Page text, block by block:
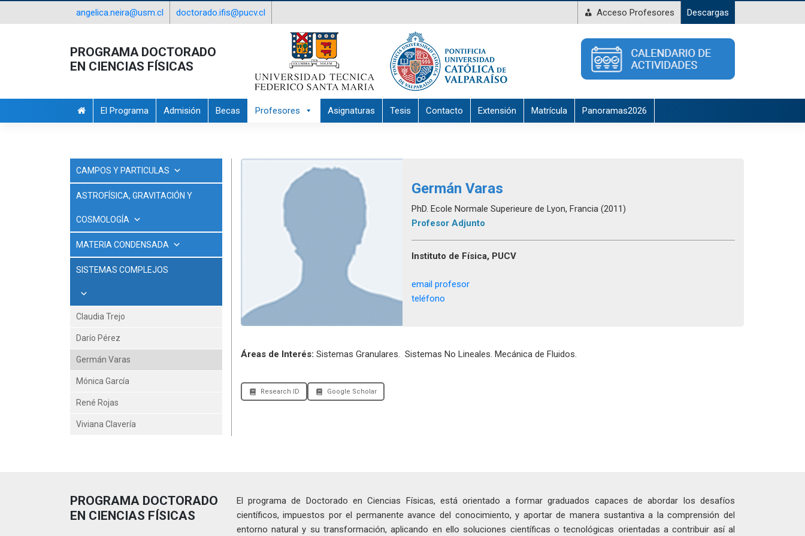
angelica.neira@usm.cl doctorado.ifis@pucv.cl Acceso Profesores Descargas
PROGRAMA DOCTORADO
EN CIENCIAS FÍSICAS
El Programa Admisión Becas Profesores Asignaturas Tesis Contacto Extensión Matrícula Panoramas2026
CAMPOS Y PARTICULAS
ASTROFÍSICA, GRAVITACIÓN Y
COSMOLOGÍA
MATERIA CONDENSADA
SISTEMAS COMPLEJOS
Claudia Trejo
Darío Pérez
Germán Varas
Mónica García
René Rojas
Viviana Clavería
Germán Varas
PhD. Ecole Normale Superieure de Lyon, Francia (2011)
Profesor Adjunto
Instituto de Física, PUCV
email profesor
teléfono
Áreas de Interés: Sistemas Granulares. Sistemas No Lineales. Mecánica de Fluidos.
Research ID Google Scholar
PROGRAMA DOCTORADO
EN CIENCIAS FÍSICAS
El programa de Doctorado en Ciencias Físicas, está orientado a formar graduados capaces de abordar los desafíos
científicos, impuestos por el permanente avance del conocimiento, y aportar de manera sustantiva a la comprensión del
entorno natural y su transformación, aplicando en ello soluciones científicas o tecnológicas orientadas a contribuir así al